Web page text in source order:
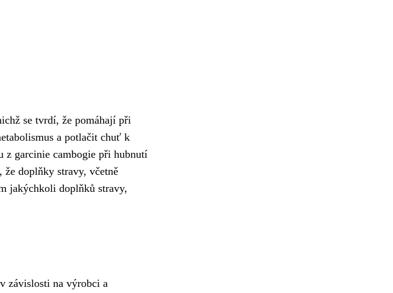
se tvrdí, že pomáhají při
a potlačit chuť k
z garcinie cambogie při hubnutí
že doplňky stravy, včetně
jakýchkoli doplňků stravy,
závislosti na výrobci a